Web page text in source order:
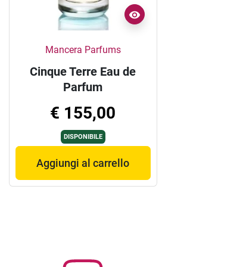
Mancera Parfums
Cinque Terre Eau de
Parfum
€ 155,00
DISPONIBILE
Aggiungi al carrello